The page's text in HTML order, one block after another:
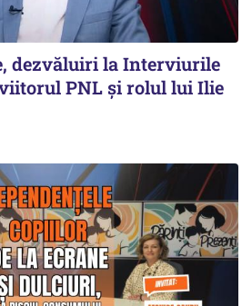
dezvăluiri la Interviurile
PNL și rolul lui Ilie